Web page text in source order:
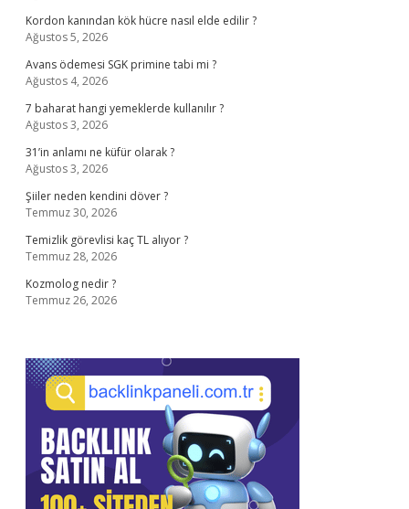
Kordon kanından kök hücre nasıl elde edilir ?
Ağustos 5, 2026
Avans ödemesi SGK primine tabi mi ?
Ağustos 4, 2026
7 baharat hangi yemeklerde kullanılır ?
Ağustos 3, 2026
31’in anlamı ne küfür olarak ?
Ağustos 3, 2026
Şiiler neden kendini döver ?
Temmuz 30, 2026
Temizlik görevlisi kaç TL alıyor ?
Temmuz 28, 2026
Kozmolog nedir ?
Temmuz 26, 2026